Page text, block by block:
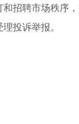
招聘市场秩序
投诉举报。